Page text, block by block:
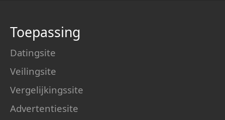
Toepassing
Datingsite
Veilingsite
Vergelijkingssite
Advertentiesite